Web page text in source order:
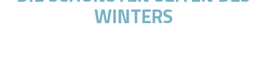
WINTERS